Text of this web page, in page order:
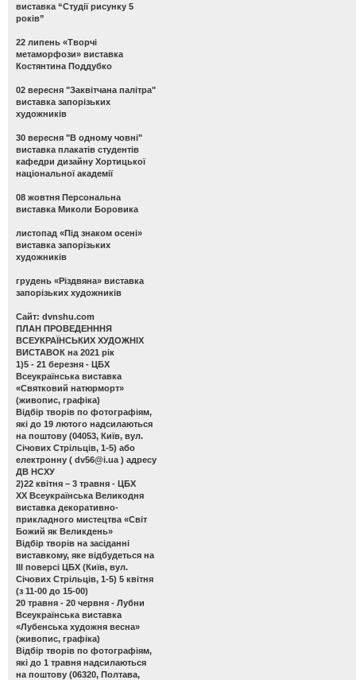
виставка “Студії рисунку 5
років”
22 липень «Творчі
метаморфози» виставка
Костянтина Поддубко
02 вересня "Заквітчана палітра"
виставка запорізьких
художників
30 вересня "В одному човні"
виставка плакатів студентів
кафедри дизайну Хортицької
національної академії
08 жовтня Персональна
виставка Миколи Боровика
листопад «Під знаком осені»
виставка запорізьких
художників
грудень «Різдвяна» виставка
запорізьких художників
Сайт: dvnshu.com
ПЛАН ПРОВЕДЕНННЯ
ВСЕУКРАЇНСЬКИХ ХУДОЖНІХ
ВИСТАВОК на 2021 рік
1)5 - 21 березня - ЦБХ
Всеукраїнська виставка
«Святковий натюрморт»
(живопис, графіка)
Відбір творів по фотографіям,
які до 19 лютого надсилаються
на поштову (04053, Київ, вул.
Січових Стрільців, 1-5) або
електронну ( dv56@i.ua ) адресу
ДВ НСХУ
2)22 квітня – 3 травня - ЦБХ
ХХ Всеукраїнська Великодня
виставка декоративно-
прикладного мистецтва «Світ
Божий як Великдень»
Відбір творів на засіданні
виставкому, яке відбудеться на
ІІІ поверсі ЦБХ (Київ, вул.
Січових Стрільців, 1-5) 5 квітня
(з 11-00 до 15-00)
20 травня - 20 червня - Лубни
Всеукраїнська виставка
«Лубенська художня весна»
(живопис, графіка)
Відбір творів по фотографіям,
які до 1 травня надсилаються
на поштову (06320, Полтава,